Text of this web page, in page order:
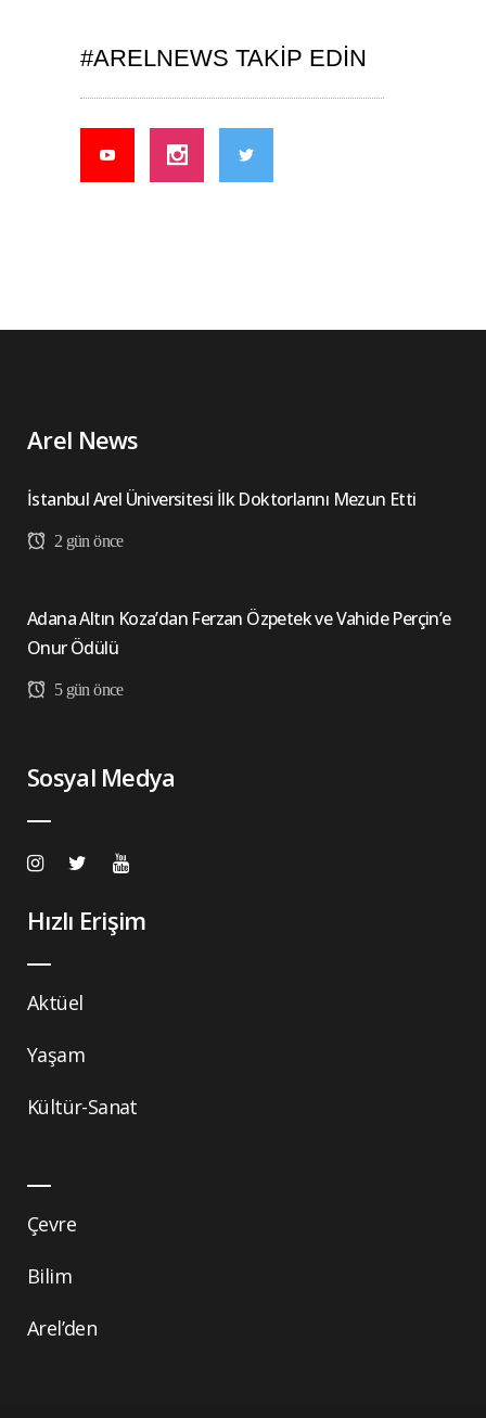
#ARELNEWS TAKIP EDIN
Arel News
İstanbul Arel Üniversitesi İlk Doktorlarını Mezun Etti
2 gün önce
Adana Altın Koza’dan Ferzan Özpetek ve Vahide Perçin’e
Onur Ödülü
5 gün önce
Sosyal Medya
Hızlı Erişim
Aktüel
Yaşam
Kültür-Sanat
Çevre
Bilim
Arel’den